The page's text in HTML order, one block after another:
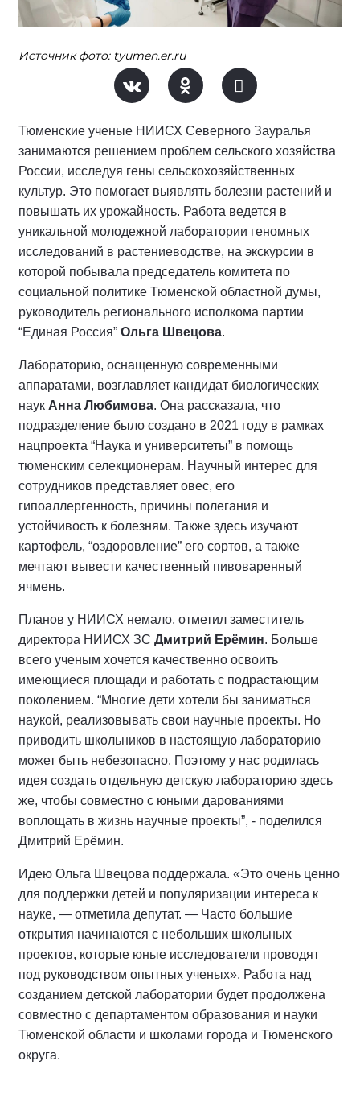
Источник фото: tyumen.er.ru
Тюменские ученые НИИСХ Северного Зауралья
занимаются решением проблем сельского хозяйства
России, исследуя гены сельскохозяйственных
культур. Это помогает выявлять болезни растений и
повышать их урожайность. Работа ведется в
уникальной молодежной лаборатории геномных
исследований в растениеводстве, на экскурсии в
которой побывала председатель комитета по
социальной политике Тюменской областной думы,
руководитель регионального исполкома партии
“Единая Россия” Ольга Швецова.
Лабораторию, оснащенную современными
аппаратами, возглавляет кандидат биологических
наук Анна Любимова. Она рассказала, что
подразделение было создано в 2021 году в рамках
нацпроекта “Наука и университеты” в помощь
тюменским селекционерам. Научный интерес для
сотрудников представляет овес, его
гипоаллергенность, причины полегания и
устойчивость к болезням. Также здесь изучают
картофель, “оздоровление” его сортов, а также
мечтают вывести качественный пивоваренный
ячмень.
Планов у НИИСХ немало, отметил заместитель
директора НИИСХ ЗС Дмитрий Ерёмин. Больше
всего ученым хочется качественно освоить
имеющиеся площади и работать с подрастающим
поколением. “Многие дети хотели бы заниматься
наукой, реализовывать свои научные проекты. Но
приводить школьников в настоящую лабораторию
может быть небезопасно. Поэтому у нас родилась
идея создать отдельную детскую лабораторию здесь
же, чтобы совместно с юными дарованиями
воплощать в жизнь научные проекты”, - поделился
Дмитрий Ерёмин.
Идею Ольга Швецова поддержала. «Это очень ценно
для поддержки детей и популяризации интереса к
науке, — отметила депутат. — Часто большие
открытия начинаются с небольших школьных
проектов, которые юные исследователи проводят
под руководством опытных ученых». Работа над
созданием детской лаборатории будет продолжена
совместно с департаментом образования и науки
Тюменской области и школами города и Тюменского
округа.